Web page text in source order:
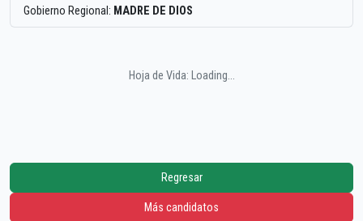
Gobierno Regional: MADRE DE DIOS
Hoja de Vida: Loading...
Regresar
Más candidatos